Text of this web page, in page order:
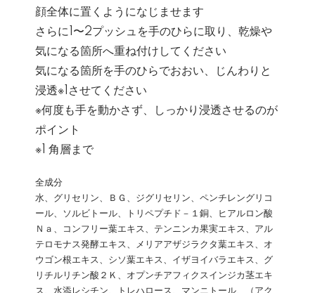
顔全体に置くようになじませます
さらに1〜2プッシュを手のひらに取り、乾燥や
気になる箇所へ重ね付けしてください
気になる箇所を手のひらでおおい、じんわりと
浸透※1させてください
※何度も手を動かさず、しっかり浸透させるのが
ポイント
※1 角層まで
全成分
水、グリセリン、ＢＧ、ジグリセリン、ペンチレングリコ
ール、ソルビトール、トリペプチド－１銅、ヒアルロン酸
Ｎａ、コンフリー葉エキス、テンニンカ果実エキス、アル
テロモナス発酵エキス、メリアアザジラクタ葉エキス、オ
ウゴン根エキス、シソ葉エキス、イザヨイバラエキス、グ
リチルリチン酸２Ｋ、オプンチアフィクスインジカ茎エキ
ス、水添レシチン、トレハロース、マンニトール、（アク